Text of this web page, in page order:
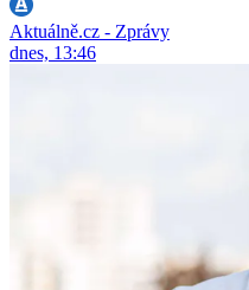
Aktuálně.cz - Zprávy
dnes, 13:46